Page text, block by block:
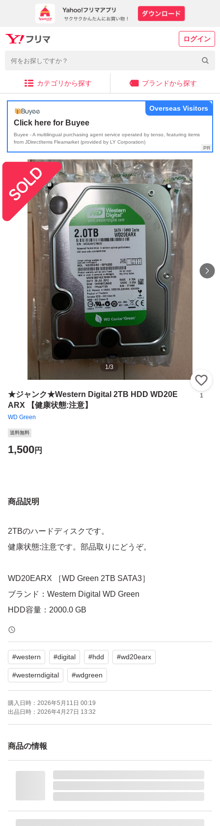
ログイン
カテゴリから探す ブランドから探す
Click here for Buyee
Buyee - A multilingual purchasing agent service operated by tenso, featuring items
from JDirectItems Fleamarket (provided by LY Corporation)
Overseas Visitors
1/3
★ジャンク★Western Digital 2TB HDD WD20E
ARX 【健康状態:注意】
WD Green
1
送料無料
1,500円
商品説明
2TBのハードディスクです。
健康状態:注意です。部品取りにどうぞ。
WD20EARX ［WD Green 2TB SATA3］
ブランド：Western Digital WD Green
HDD容量：2000.0 GB
#western #digital #hdd #wd20earx
#westerndigital #wdgreen
購入日時： 2026年5月11日 00:19
出品日時： 2026年4月27日 13:32
商品の情報